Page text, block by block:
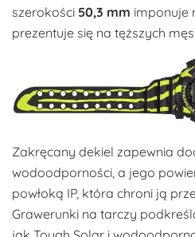
szerokości 50,3 mm imponuje
prezentuje się na tęższych
Zakręcany dekiel zapewnia
wodoodporności, a jego
powłoką IP, która chroni ją
Grawerunki na tarczy